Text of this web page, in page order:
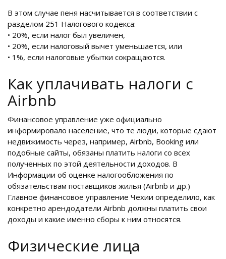
В этом случае пеня насчитывается в соответствии с
разделом 251 Налогового кодекса:
• 20%, если налог был увеличен,
• 20%, если налоговый вычет уменьшается, или
• 1%, если налоговые убытки сокращаются.
Как уплачивать налоги с
Airbnb
Финансовое управление уже официально
информировало население, что те люди, которые сдают
недвижимость через, например, Airbnb, Booking или
подобные сайты, обязаны платить налоги со всех
полученных по этой деятельности доходов. В
Информации об оценке налогообложения по
обязательствам поставщиков жилья (Airbnb и др.)
Главное финансовое управление Чехии определило, как
конкретно арендодатели Airbnb должны платить свои
доходы и какие именно сборы к ним относятся.
Физические лица